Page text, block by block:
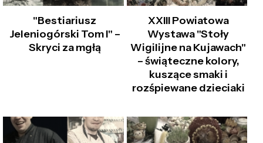
"Bestiariusz
Jeleniogórski Tom I" –
Skryci za mgłą
XXIII Powiatowa
Wystawa "Stoły
Wigilijne na Kujawach"
– świąteczne kolory,
kuszące smaki i
rozśpiewane dzieciaki